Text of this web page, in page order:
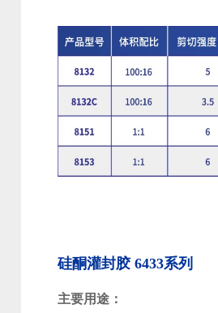
硅酮灌封胶 6433系列
主要用途：